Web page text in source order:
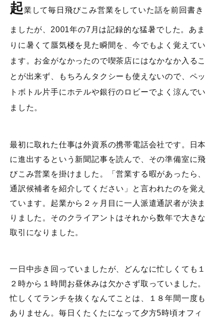
起業して毎日飛びこみ営業をしていた話を前回書き
ましたが、2001年の7月は記録的な猛暑でした。あま
りに暑くて蜃気楼を見た瞬間を、今でもよく覚えてい
ます。お金がなかったので喫茶店にはなかなか入るこ
とが出来ず、もちろんタクシーも使えないので、ペッ
トボトル片手にホテルや銀行のロビーでよく涼んでい
ました。
最初に取れた仕事は外資系の携帯電話会社です。日本
に進出するという新聞記事を読んで、その準備室に飛
びこみ営業を掛けました。「営業する暇があったら、
通訳候補者を紹介してください」と言われたのを覚え
ています。起業から２ヶ月目に一人派遣通訳者が決ま
りました。そのクライアントはそれから数年で大きな
取引になりました。
一日中歩き回っていましたが、どんなに忙しくても１
２時から１時間お昼休みは欠かさず取っていました。
忙しくてランチを抜くなんてことは、１８年間一度も
ありません。毎日くたくたになって夕方5時頃オフィ